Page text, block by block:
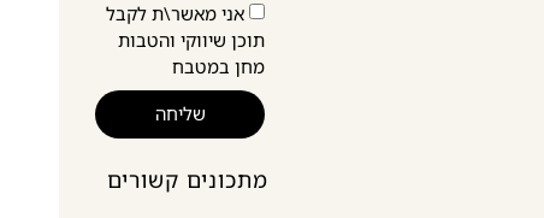
אני מאשר\ת לקבל
תוכן שיווקי והטבות
מחן במטבח
שליחה
מתכונים קשורים